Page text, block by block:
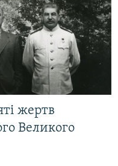
жертв
Великого